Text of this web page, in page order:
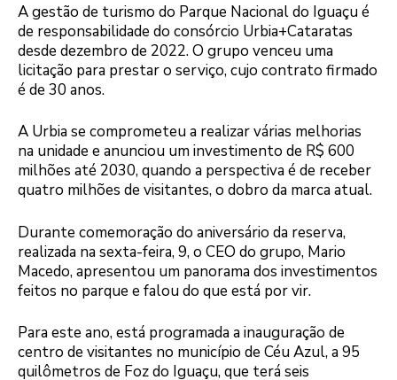
A gestão de turismo do Parque Nacional do Iguaçu é
de responsabilidade do consórcio Urbia+Cataratas
desde dezembro de 2022. O grupo venceu uma
licitação para prestar o serviço, cujo contrato firmado
é de 30 anos.
A Urbia se comprometeu a realizar várias melhorias
na unidade e anunciou um investimento de R$ 600
milhões até 2030, quando a perspectiva é de receber
quatro milhões de visitantes, o dobro da marca atual.
Durante comemoração do aniversário da reserva,
realizada na sexta-feira, 9, o CEO do grupo, Mario
Macedo, apresentou um panorama dos investimentos
feitos no parque e falou do que está por vir.
Para este ano, está programada a inauguração de
centro de visitantes no município de Céu Azul, a 95
quilômetros de Foz do Iguaçu, que terá seis